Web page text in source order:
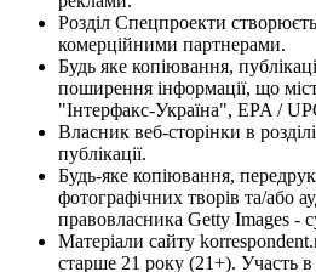
Розділ Спецпроекти
комерційними партнерами.
Будь яке копіювання,
поширення інформації, що
"Інтерфакс-Україна", EPA /
Власник веб-сторінки в
публікації.
Будь-яке копіювання,
фотографічних творів та/або
правовласника Getty Images -
Матеріали сайту
старше 21 року (21+). Участь